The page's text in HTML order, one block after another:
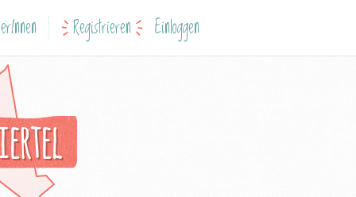
Registrieren Einloggen